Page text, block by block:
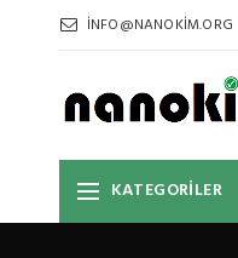
INFO@NANOKIM.ORG
KATEGORİLER